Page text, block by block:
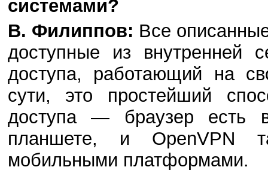
системами?
В. Филиппов: Все
доступные из внутренней
доступа, работающий на
сути, это простейший
доступа — браузер
планшете, и OpenVPN
мобильными платформами.